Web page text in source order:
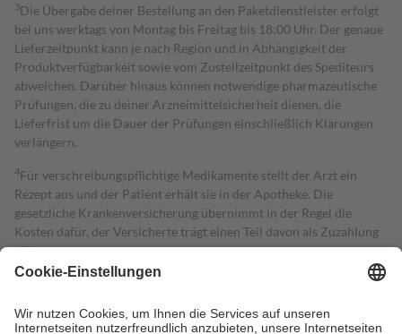
3Die Übergabe deiner Bestellung an den Paketdienstleister erfolgt
bei uns werktags von Montag bis Freitag bis 18:00 Uhr. Der genaue
Lieferzeitpunkt kann je nach Region und in Abhängigkeit der
Produktverfügbarkeit sowie vom Zustellzeitpunkt des Spediteurs
abweichen. Darüber hinaus können notwendige pharmazeutische
Prüfungen, die zu deiner Arzneimittelsicherheit dienen, die
Lieferfrist um die Dauer der Prüfungen einschließlich Klärungen
verlängern.
4Für verschreibungspflichtige Medikamente stellt der Arzt ein
Rezept aus und der Patient erhält sie in der Apotheke. Die
gesetzliche Krankenversicherung übernimmt in der Regel die
Kosten dafür, der Versicherte trägt einen Teil davon als Zuzahlung
mit.
Grundsätzlich leisten Mitglieder Zuzahlungen in Höhe von zehn
höchstens zehn Euro.
Es sind jedoch nie mehr als die tatsächlichen
Kosten der Leistung zu entrichten.